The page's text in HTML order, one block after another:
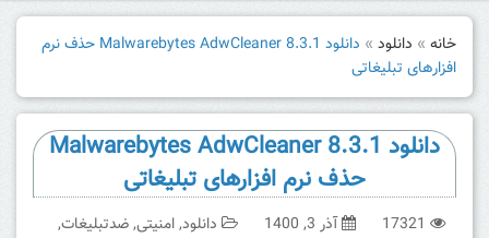
خانه » دانلود »
دانلود Malwarebytes AdwCleaner 8.3.1 حذف نرم
افزارهای تبلیغاتی
دانلود Malwarebytes AdwCleaner 8.3.1
حذف نرم افزارهای تبلیغاتی
17321 آذر 3, 1400 دانلود,امنیتی,ضدتبلیغات,